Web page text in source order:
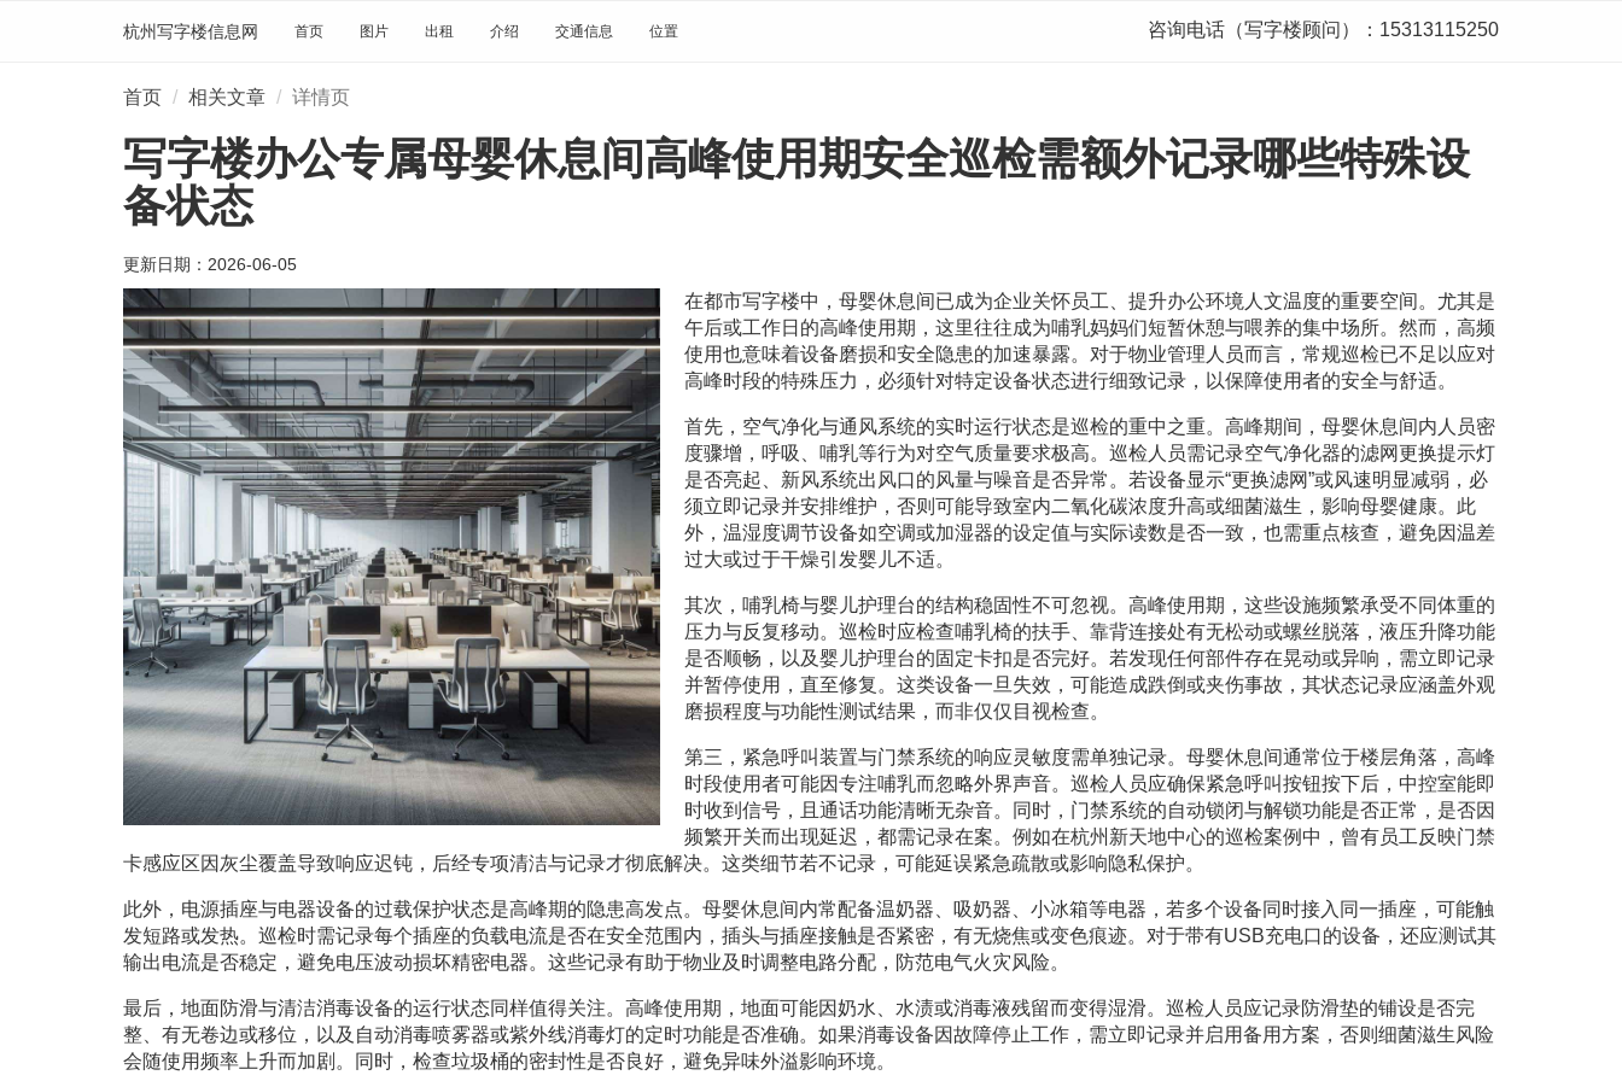
杭州写字楼信息网 首页 图片 出租 介绍 交通信息 位置 咨询电话（写字楼顾问）：15313115250
首页 相关文章 详情页
写字楼办公专属母婴休息间高峰使用期安全巡检需额外记录哪些特殊设
备状态
更新日期： 2026-06-05
在都市写字楼中，母婴休息间已成为企业关怀员工、提升办公环境人文温度的重要空间。尤其是
午后或工作日的高峰使用期，这里往往成为哺乳妈妈们短暂休憩与喂养的集中场所。然而，高频
使用也意味着设备磨损和安全隐患的加速暴露。对于物业管理人员而言，常规巡检已不足以应对
高峰时段的特殊压力，必须针对特定设备状态进行细致记录，以保障使用者的安全与舒适。
首先，空气净化与通风系统的实时运行状态是巡检的重中之重。高峰期间，母婴休息间内人员密
度骤增，呼吸、哺乳等行为对空气质量要求极高。巡检人员需记录空气净化器的滤网更换提示灯
是否亮起、新风系统出风口的风量与噪音是否异常。若设备显示“更换滤网”或风速明显减弱，必
须立即记录并安排维护，否则可能导致室内二氧化碳浓度升高或细菌滋生，影响母婴健康。此
外，温湿度调节设备如空调或加湿器的设定值与实际读数是否一致，也需重点核查，避免因温差
过大或过于干燥引发婴儿不适。
其次，哺乳椅与婴儿护理台的结构稳固性不可忽视。高峰使用期，这些设施频繁承受不同体重的
压力与反复移动。巡检时应检查哺乳椅的扶手、靠背连接处有无松动或螺丝脱落，液压升降功能
是否顺畅，以及婴儿护理台的固定卡扣是否完好。若发现任何部件存在晃动或异响，需立即记录
并暂停使用，直至修复。这类设备一旦失效，可能造成跌倒或夹伤事故，其状态记录应涵盖外观
磨损程度与功能性测试结果，而非仅仅目视检查。
第三，紧急呼叫装置与门禁系统的响应灵敏度需单独记录。母婴休息间通常位于楼层角落，高峰
时段使用者可能因专注哺乳而忽略外界声音。巡检人员应确保紧急呼叫按钮按下后，中控室能即
时收到信号，且通话功能清晰无杂音。同时，门禁系统的自动锁闭与解锁功能是否正常，是否因
频繁开关而出现延迟，都需记录在案。例如在杭州新天地中心的巡检案例中，曾有员工反映门禁
卡感应区因灰尘覆盖导致响应迟钝，后经专项清洁与记录才彻底解决。这类细节若不记录，可能延误紧急疏散或影响隐私保护。
此外，电源插座与电器设备的过载保护状态是高峰期的隐患高发点。母婴休息间内常配备温奶器、吸奶器、小冰箱等电器，若多个设备同时接入同一插座，可能触
发短路或发热。巡检时需记录每个插座的负载电流是否在安全范围内，插头与插座接触是否紧密，有无烧焦或变色痕迹。对于带有USB充电口的设备，还应测试其
输出电流是否稳定，避免电压波动损坏精密电器。这些记录有助于物业及时调整电路分配，防范电气火灾风险。
最后，地面防滑与清洁消毒设备的运行状态同样值得关注。高峰使用期，地面可能因奶水、水渍或消毒液残留而变得湿滑。巡检人员应记录防滑垫的铺设是否完
整、有无卷边或移位，以及自动消毒喷雾器或紫外线消毒灯的定时功能是否准确。如果消毒设备因故障停止工作，需立即记录并启用备用方案，否则细菌滋生风险
会随使用频率上升而加剧。同时，检查垃圾桶的密封性是否良好，避免异味外溢影响环境。